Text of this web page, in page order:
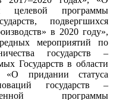
целевой программы
подвергшихся
в 2020 году»,
мероприятий по
государств –
Государств в области
«О придании статуса
государств –
программы